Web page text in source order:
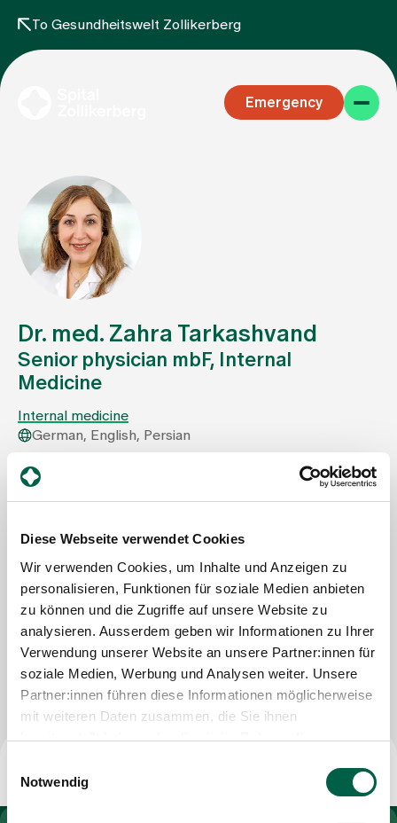
Diese Webseite verwendet Cookies
Wir verwenden Cookies, um Inhalte und Anzeigen zu
personalisieren, Funktionen für soziale Medien anbieten
zu können und die Zugriffe auf unsere Website zu
analysieren. Ausserdem geben wir Informationen zu Ihrer
Verwendung unserer Website an unsere Partner:innen für
soziale Medien, Werbung und Analysen weiter. Unsere
Partner:innen führen diese Informationen möglicherweise
mit weiteren Daten zusammen, die Sie ihnen
bereitgestellt haben oder die sie im Rahmen Ihrer
Notwendig
To Gesundheitswelt Zollikerberg
Emergency
Specialist areas
Stay
Team
Assigning
Events
About us
Latest news
Contact us
Blog
Dr. med. Zahra Tarkashvand
Senior physician mbF, Internal
Medicine
Internal medicine
German, English, Persian
Spital Zollikerberg
8125 Zollikerberg
Tel
+41 44 397 28 20
Mail
zahra.tarkashvand@spitalzollikerberg.ch
Write Message